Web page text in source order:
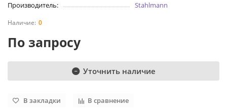
Производитель:
Stahlmann
0
По запросу
Уточнить наличие
В закладки В сравнение